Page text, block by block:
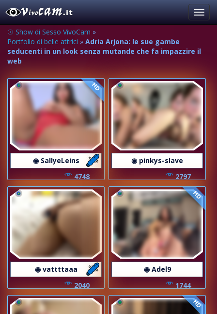
☉ Show di Sesso VivoCam »
Portfolio di belle attrici » Adria Arjona: le sue gambe
seducenti in un look senza mutande che fa impazzire il
web
HD
◉ SallyeLeins
4748
◉ pinkys-slave
2797
◉ vattttaaa
2040
HD
◉ Adel9
1744
HD